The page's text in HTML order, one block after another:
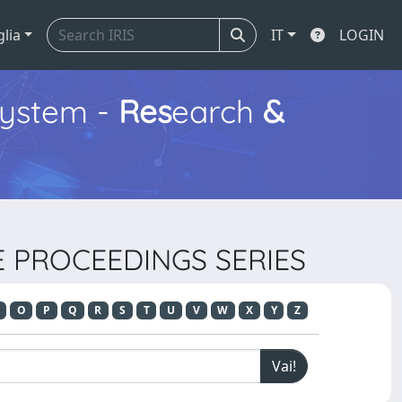
IT LOGIN
- Research &
SERIES
O P Q R S T U V W X Y Z